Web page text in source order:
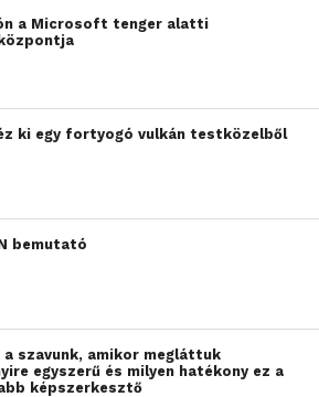
a Microsoft tenger alatti
ki egy fortyogó vulkán testközelből
bemutató
a szavunk, amikor megláttuk
egyszerű és milyen hatékony ez a
képszerkesztő